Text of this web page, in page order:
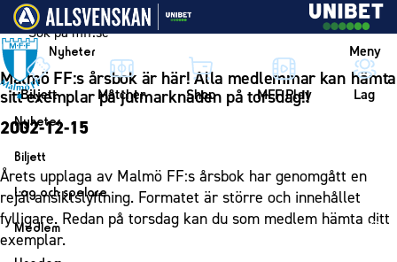
Vidare till innehållet
Nyheter Meny
Biljett Matcher Shop MFF Play Lag
Nyheter
Nyheter
Kalender
Biljett
Biljett
Årskort herr
Årskort dam
Lag och spelare
Lag
Herrlaget
Medlem
Medlemskap i Malmö FF
Malmö FF:s årsbok är här! Alla medlemmar kan hämta
sitt exemplar på julmarknaden på torsdag!!
2002-12-15
Årets upplaga av Malmö FF:s årsbok har genomgått en
rejäl ansiktslyftning. Formatet är större och innehållet
fylligare. Redan på torsdag kan du som medlem hämta ditt
exemplar.